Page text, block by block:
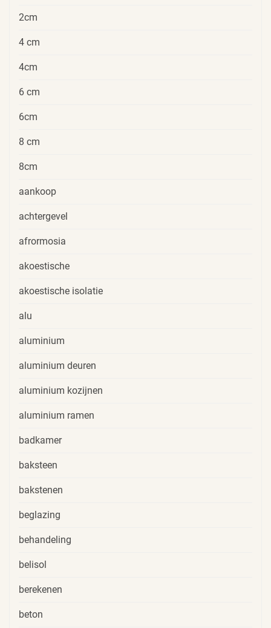
2cm
4 cm
4cm
6 cm
6cm
8 cm
8cm
aankoop
achtergevel
afrormosia
akoestische
akoestische isolatie
alu
aluminium
aluminium deuren
aluminium kozijnen
aluminium ramen
badkamer
baksteen
bakstenen
beglazing
behandeling
belisol
berekenen
beton